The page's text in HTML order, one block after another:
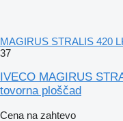
MAGIRUS STRALIS 420
37
IVECO MAGIRUS
tovorna ploščad
Cena na zahtevo